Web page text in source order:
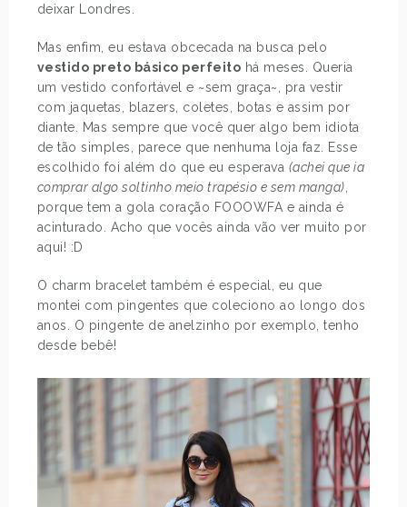
deixar Londres.
Mas enfim, eu estava obcecada na busca pelo
vestido preto básico perfeito há meses. Queria
um vestido confortável e ~sem graça~, pra vestir
com jaquetas, blazers, coletes, botas e assim por
diante. Mas sempre que você quer algo bem idiota
de tão simples, parece que nenhuma loja faz. Esse
escolhido foi além do que eu esperava (achei que ia
comprar algo soltinho meio trapésio e sem manga)
porque tem a gola coração FOOOWFA e ainda é
acinturado. Acho que vocês ainda vão ver muito por
aqui! :D
O charm bracelet também é especial, eu que
montei com pingentes que coleciono ao longo dos
anos. O pingente de anelzinho por exemplo, tenho
desde bebê!